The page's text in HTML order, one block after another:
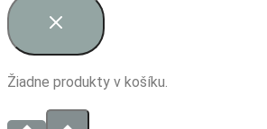
Žiadne produkty v košíku.